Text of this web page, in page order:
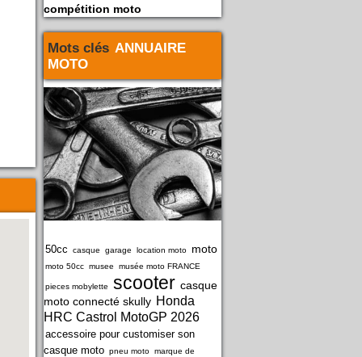
compétition moto
Mots clés ANNUAIRE
MOTO
50cc casque garage location moto moto
moto 50cc musee musée moto FRANCE
pieces mobylette scooter casque
moto connecté skully Honda
HRC Castrol MotoGP 2026
accessoire pour customiser son
casque moto pneu moto marque de